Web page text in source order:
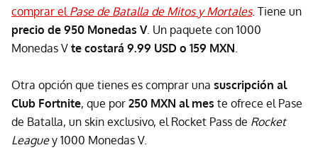
comprar el Pase de Batalla de Mitos y Mortales. Tiene un
precio de 950 Monedas V. Un paquete con 1000
Monedas V te costará 9.99 USD o 159 MXN.
Otra opción que tienes es comprar una suscripción al
Club Fortnite, que por 250 MXN al mes te ofrece el Pase
de Batalla, un skin exclusivo, el Rocket Pass de Rocket
Leaguey 1000 Monedas V.